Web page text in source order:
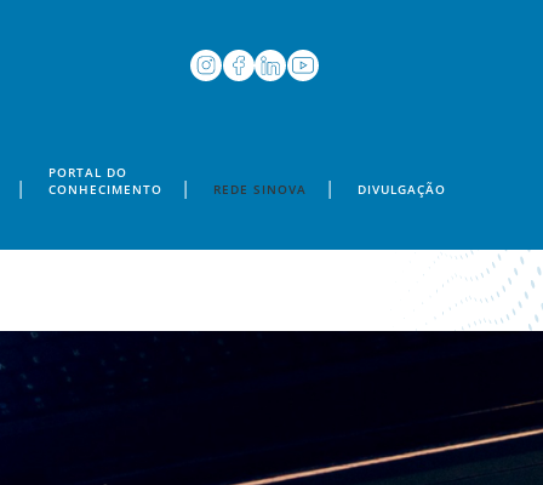
PORTAL DO
CONHECIMENTO
REDE SINOVA DIVULGAÇÃO